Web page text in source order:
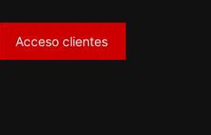
Acceso clientes